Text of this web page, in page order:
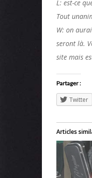
L: est-ce
Tout
W: on
seront là.
site mais
Partager :
Twitter
Articles